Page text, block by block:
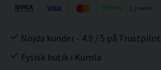
Nöjda kunder - 4.9 / 5 på Trustpilot
Fysisk butik i Kumla